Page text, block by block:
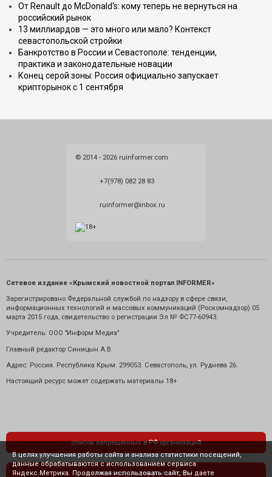
От Renault до McDonald's: кому теперь не вернуться на
российский рынок
13 миллиардов — это много или мало? Контекст
севастопольской стройки
Банкротство в России и Севастополе: тенденции,
практика и законодательные новации
Конец серой зоны: Россия официально запускает
крипторынок с 1 сентября
© 2014 - 2026 ruinformer.com
+7(978) 082 28 83
ruinformer@inbox.ru
Сетевое издание «Крымский новостной портал INFORMER»
Зарегистрировано Федеральной службой по надзору в сфере связи,
информационных технологий и массовых коммуникаций (Роскомнадзор) 05
марта 2015 года, свидетельство о регистрации Эл № ФС77-60943.
Учредитель: ООО "Информ Медиа"
Главный редактор Синицын А.В.
Адрес: Россия. Республика Крым. 299053. Севастополь, ул. Руднева 26.
Настоящий ресурс может содержать материалы 18+
список запрещенных в РФ организаций
политика конфиденциальности
В целях улучшения работы сайта и анализа статистики посещений,
данные обрабатываются с использованием сервиса
Яндекс.Метрика. Продолжая использовать сайт, Вы даете